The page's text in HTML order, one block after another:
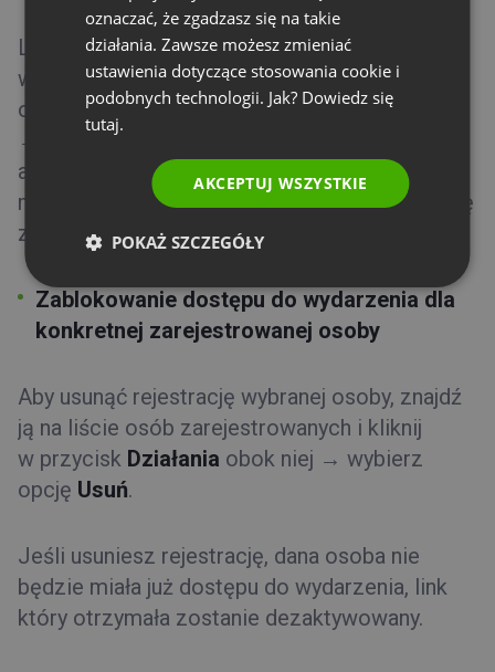
Listę zarejestrowanych na nadchodzące
wydarzenie zobaczysz klikając wDziałania
obok wybranego wydarzenia w panelu konta
→
Szczegóły
aktualizowana na bieżąco. W tym miejscu
możesz ją również pobrać. Po wydarzeniu listę
zarejestrowanych pobierzesz ze
Zablokowanie dostępu do wydarzenia dla
konkretnej zarejestrowanej osoby
Aby usunąć rejestrację wybranej osoby, znajdź
ją na liście osób zarejestrowanych i kliknij
w przycisk Działania obok niej → wybierz
opcję Usuń.
Jeśli usuniesz rejestrację, dana osoba nie
będzie miała już dostępu do wydarzenia, link
który otrzymała zostanie dezaktywowany.
ITALIAN
oznaczać, że zgadzasz się na takie
działania. Zawsze możesz zmieniać
ustawienia dotyczące stosowania cookie i
podobnych technologii. Jak? Dowiedz się
tutaj.
AKCEPTUJ WSZYSTKIE
POKAŻ SZCZEGÓŁY